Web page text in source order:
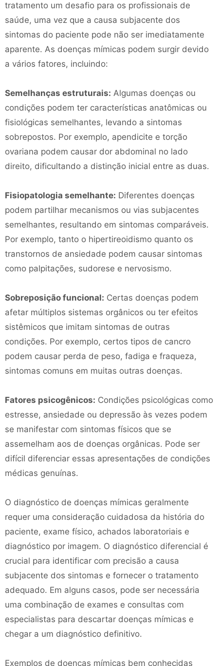
tratamento um desafio para os profissionais de
saúde, uma vez que a causa subjacente dos
sintomas do paciente pode não ser imediatamente
aparente. As doenças mímicas podem surgir devido
a vários fatores, incluindo:
Semelhanças estruturais: Algumas doenças ou
condições podem ter características anatômicas ou
fisiológicas semelhantes, levando a sintomas
sobrepostos. Por exemplo, apendicite e torção
ovariana podem causar dor abdominal no lado
direito, dificultando a distinção inicial entre as duas.
Fisiopatologia semelhante: Diferentes doenças
podem partilhar mecanismos ou vias subjacentes
semelhantes, resultando em sintomas comparáveis.
Por exemplo, tanto o hipertireoidismo quanto os
transtornos de ansiedade podem causar sintomas
como palpitações, sudorese e nervosismo.
Sobreposição funcional: Certas doenças podem
afetar múltiplos sistemas orgânicos ou ter efeitos
sistêmicos que imitam sintomas de outras
condições. Por exemplo, certos tipos de cancro
podem causar perda de peso, fadiga e fraqueza,
sintomas comuns em muitas outras doenças.
Fatores psicogênicos: Condições psicológicas como
estresse, ansiedade ou depressão às vezes podem
se manifestar com sintomas físicos que se
assemelham aos de doenças orgânicas. Pode ser
difícil diferenciar essas apresentações de condições
médicas genuínas.
O diagnóstico de doenças mímicas geralmente
requer uma consideração cuidadosa da história do
paciente, exame físico, achados laboratoriais e
diagnóstico por imagem. O diagnóstico diferencial é
crucial para identificar com precisão a causa
subjacente dos sintomas e fornecer o tratamento
adequado. Em alguns casos, pode ser necessária
uma combinação de exames e consultas com
especialistas para descartar doenças mímicas e
chegar a um diagnóstico definitivo.
Exemplos de doenças mímicas bem conhecidas